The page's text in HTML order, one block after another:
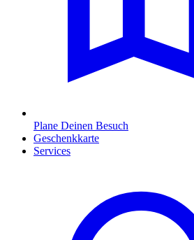
Plane Deinen Besuch
Geschenkkarte
Services